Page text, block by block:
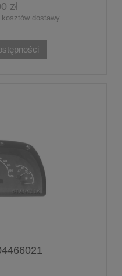
zł
dostawy